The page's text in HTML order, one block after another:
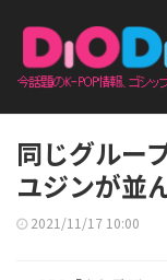
同じグルー
ユジンが並
2021/11/17 10:00